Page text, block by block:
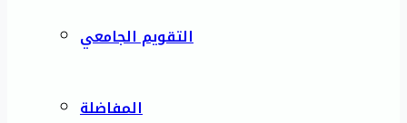
التقويم الجامعي
المفاضلة